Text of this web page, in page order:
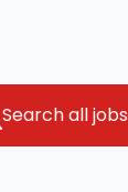
Search all jobs